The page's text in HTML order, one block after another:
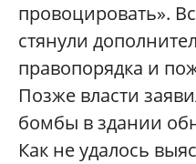
провоцировать».
стянули
правопорядка и
Позже власти
бомбы в здании
Как не удалось